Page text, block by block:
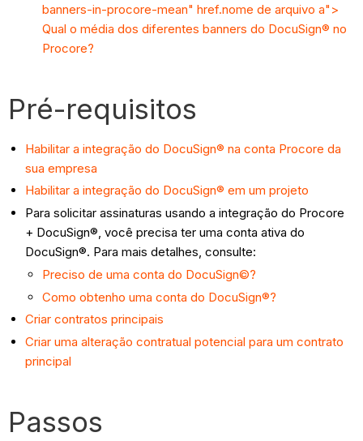
banners-in-procore-mean" href.nome de arquivo a">
Qual o média dos diferentes banners do DocuSign® no
Procore?
Pré-requisitos
Habilitar a integração do DocuSign® na conta Procore da
sua empresa
Habilitar a integração do DocuSign® em um projeto
Para solicitar assinaturas usando a integração do Procore
+ DocuSign®, você precisa ter uma conta ativa do
DocuSign®. Para mais detalhes, consulte:
Preciso de uma conta do DocuSign©?
Como obtenho uma conta do DocuSign®?
Criar contratos principais
Criar uma alteração contratual potencial para um contrato
principal
Passos